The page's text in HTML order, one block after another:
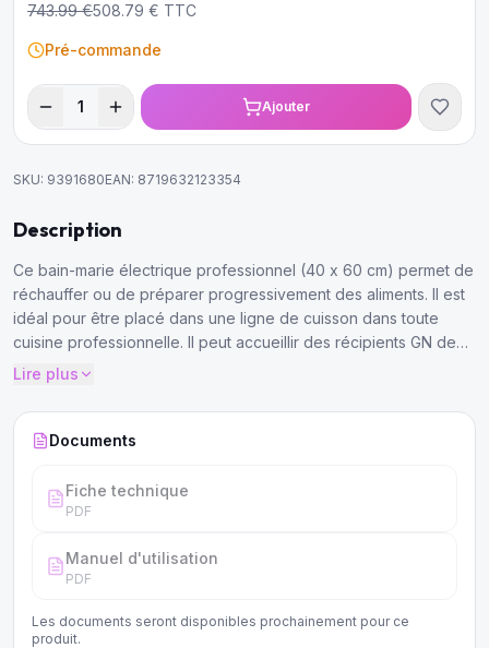
743.99€508.79 € TTC
Pré-commande
1 Ajouter
SKU: 9391680EAN: 8719632123354
Description
Ce bain-marie électrique professionnel (40 x 60 cm) permet de
réchauffer ou de préparer progressivement des aliments. Il est
idéal pour être placé dans une ligne de cuisson dans toute
cuisine professionnelle. Il peut accueillir des récipients GN de
1/1 et comprend un robinet de vidange pratique.
Lire plus
Documents
Fiche technique
PDF
Manuel d'utilisation
PDF
Les documents seront disponibles prochainement pour ce
produit.